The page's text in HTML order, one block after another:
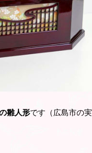
雛人形です（広島市の実